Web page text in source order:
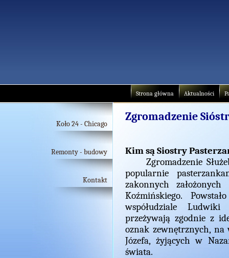
Strona główna Aktualności
Koło 24 - Chicago
Remonty - budowy
Kontakt
Zgromadzenie
Kim są Siostry
Zgromadzenie
popularnie
zakonnych założonych
Koźmińskiego.
współudziale
przeżywają zgodnie z
oznak zewnętrznych, na
Józefa, żyjących w
świata.